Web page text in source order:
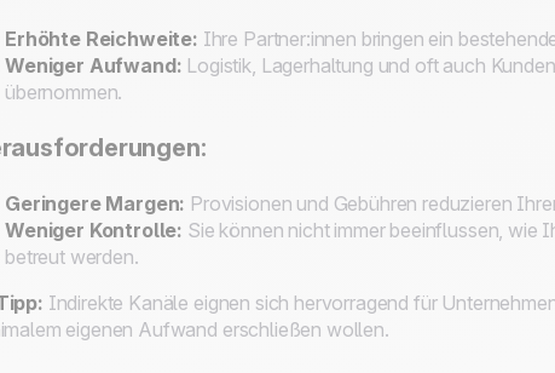
Erhöhte Reichweite: Ihre Partner:innen bringen ein
Weniger Aufwand: Logistik, Lagerhaltung und oft auch
übernommen.
Geringere Margen: Provisionen und Gebühren reduzieren
Weniger Kontrolle: Sie können nicht immer beeinflussen, wie
betreut werden.
Indirekte Kanäle eignen sich hervorragend für
eigenen Aufwand erschließen wollen.